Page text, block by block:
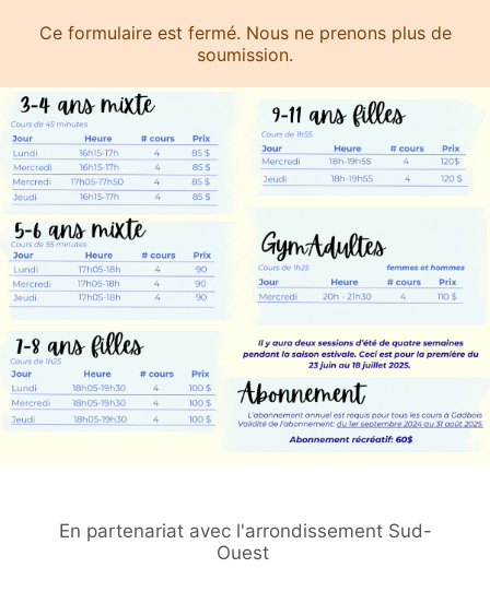
Ce formulaire est fermé. Nous ne prenons plus de
soumission.
En partenariat avec l'arrondissement Sud-
Ouest